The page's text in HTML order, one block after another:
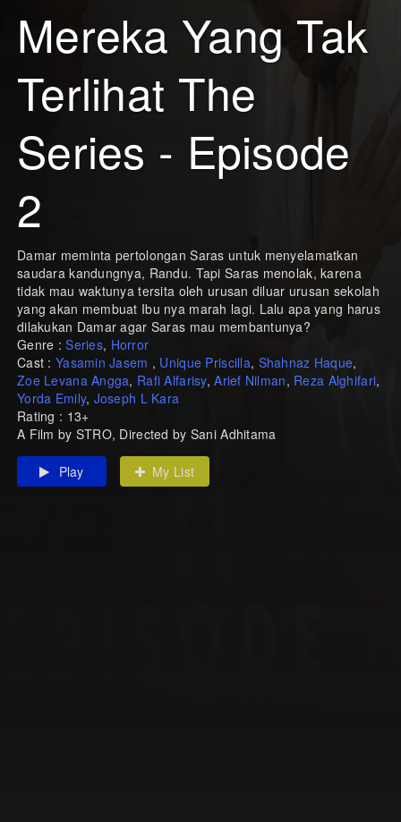
Mereka Yang Tak
Terlihat The
Series - Episode
2
Damar meminta pertolongan Saras untuk menyelamatkan
saudara kandungnya, Randu. Tapi Saras menolak, karena
tidak mau waktunya tersita oleh urusan diluar urusan sekolah
yang akan membuat Ibu nya marah lagi. Lalu apa yang harus
dilakukan Damar agar Saras mau membantunya?
Genre :Series, Horror
Cast : Yasamin Jasem , Unique Priscilla, Shahnaz Haque,
Zoe Levana Angga, Rafi Alfarisy,Arief Nilman, Reza Alghifari,
Yorda Emily, Joseph L Kara
Rating : 13+
A Film by STRO, Directed by Sani Adhitama
Play My List